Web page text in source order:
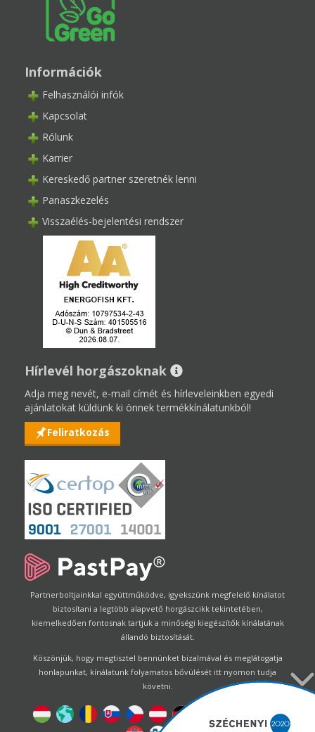
Információk
Felhasználói infók
Kapcsolat
Rólunk
Karrier
Kereskedő partner szeretnék lenni
Panaszkezelés
Visszaélés-bejelentési rendszer
Hírlevél horgászoknak
Adja meg nevét, e-mail címét és hírleveleinkben egyedi
ajánlatokat küldünk ki önnek termékkínálatunkból!
Feliratkozás
Partnerboltjainkkal együttműködve, igyekszünk megfelelő kínálatot
biztosítani a legtöbb alapvető horgászcikk tekintetében,
kiemelkedően fontosnak tartjuk a minőségi kiegészítők kínálatának
állandó biztosítását.
Köszönjük, hogy megtisztel bennünket bizalmával és meglátogatja
honlapunkat, kínálatunk folyamatos bővülését itt nyomon tudja
követni.